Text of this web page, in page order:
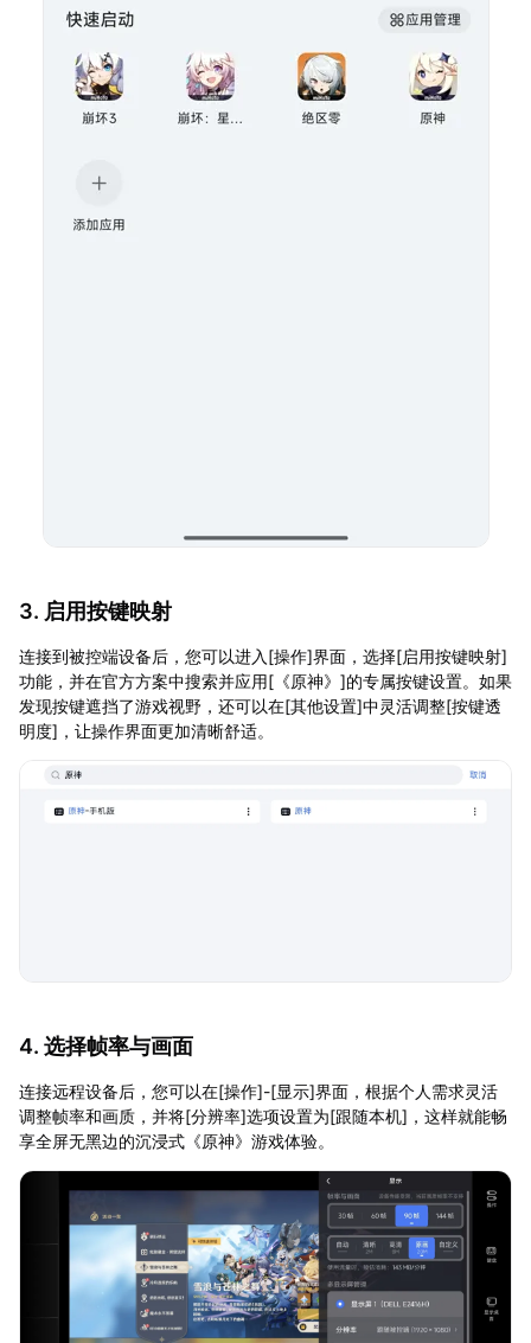
3. 启用按键映射
连接到被控端设备后，您可以进入[操作]界面，选择[启用按键映射]
功能，并在官方方案中搜索并应用[《原神》]的专属按键设置。如果
发现按键遮挡了游戏视野，还可以在[其他设置]中灵活调整[按键透
明度]，让操作界面更加清晰舒适。
4. 选择帧率与画面
连接远程设备后，您可以在[操作]-[显示]界面，根据个人需求灵活
调整帧率和画质，并将[分辨率]选项设置为[跟随本机]，这样就能畅
享全屏无黑边的沉浸式《原神》游戏体验。